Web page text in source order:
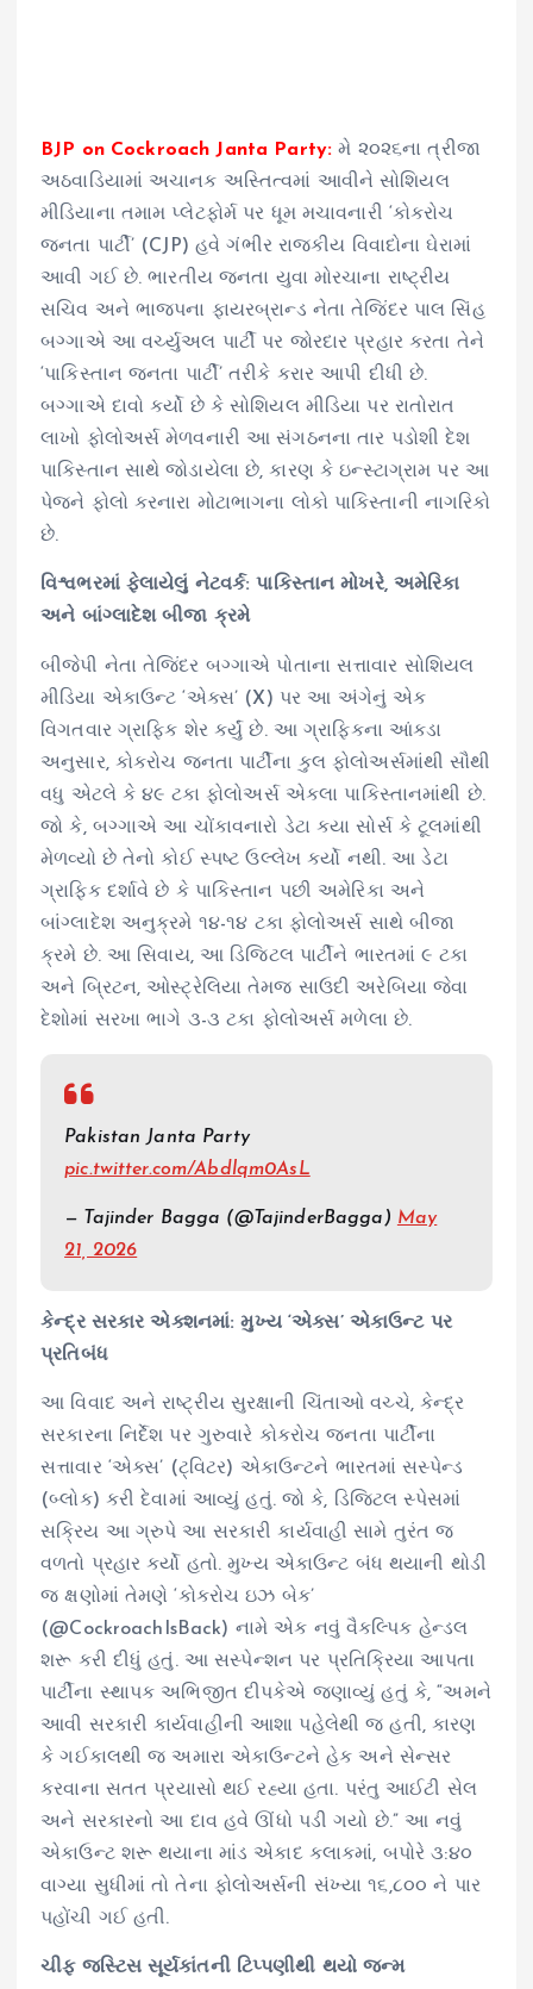
BJP on Cockroach Janta Party: મે ૨૦૨૬ના ત્રીજા
અઠવાડિયામાં અચાનક અસ્તિત્વમાં આવીને સોશિયલ
મીડિયાના તમામ પ્લેટફોર્મ પર ધૂમ મચાવનારી ‘કોકરોચ
જનતા પાર્ટી’ (CJP) હવે ગંભીર રાજકીય વિવાદોના ઘેરામાં
આવી ગઈ છે. ભારતીય જનતા યુવા મોરચાના રાષ્ટ્રીય
સચિવ અને ભાજપના ફાયરબ્રાન્ડ નેતા તેજિંદર પાલ સિંહ
બગ્ગાએ આ વર્ચ્યુઅલ પાર્ટી પર જોરદાર પ્રહાર કરતા તેને
‘પાકિસ્તાન જનતા પાર્ટી’ તરીકે કરાર આપી દીધી છે.
બગ્ગાએ દાવો કર્યો છે કે સોશિયલ મીડિયા પર રાતોરાત
લાખો ફોલોઅર્સ મેળવનારી આ સંગઠનના તાર પડોશી દેશ
પાકિસ્તાન સાથે જોડાયેલા છે, કારણ કે ઇન્સ્ટાગ્રામ પર આ
પેજને ફોલો કરનારા મોટાભાગના લોકો પાકિસ્તાની નાગરિકો
છે.
વિશ્વભરમાં ફેલાયેલું નેટવર્ક: પાકિસ્તાન મોખરે, અમેરિકા
અને બાંગ્લાદેશ બીજા ક્રમે
બીજેપી નેતા તેજિંદર બગ્ગાએ પોતાના સત્તાવાર સોશિયલ
મીડિયા એકાઉન્ટ ‘એક્સ’ (X) પર આ અંગેનું એક
વિગતવાર ગ્રાફિક શેર કર્યું છે. આ ગ્રાફિકના આંકડા
અનુસાર, કોકરોચ જનતા પાર્ટીના કુલ ફોલોઅર્સમાંથી સૌથી
વધુ એટલે કે ૪૯ ટકા ફોલોઅર્સ એકલા પાકિસ્તાનમાંથી છે.
જો કે, બગ્ગાએ આ ચોંકાવનારો ડેટા કયા સોર્સ કે ટૂલમાંથી
મેળવ્યો છે તેનો કોઈ સ્પષ્ટ ઉલ્લેખ કર્યો નથી. આ ડેટા
ગ્રાફિક દર્શાવે છે કે પાકિસ્તાન પછી અમેરિકા અને
બાંગ્લાદેશ અનુક્રમે ૧૪-૧૪ ટકા ફોલોઅર્સ સાથે બીજા
ક્રમે છે. આ સિવાય, આ ડિજિટલ પાર્ટીને ભારતમાં ૯ ટકા
અને બ્રિટન, ઓસ્ટ્રેલિયા તેમજ સાઉદી અરેબિયા જેવા
દેશોમાં સરખા ભાગે ૩-૩ ટકા ફોલોઅર્સ મળેલા છે.
Pakistan Janta Party
pic.twitter.com/Abdlqm0AsL
— Tajinder Bagga (@TajinderBagga) May
21, 2026
કેન્દ્ર સરકાર એક્શનમાં: મુખ્ય ‘એક્સ’ એકાઉન્ટ પર
પ્રતિબંધ
આ વિવાદ અને રાષ્ટ્રીય સુરક્ષાની ચિંતાઓ વચ્ચે, કેન્દ્ર
સરકારના નિર્દેશ પર ગુરુવારે કોકરોચ જનતા પાર્ટીના
સત્તાવાર ‘એક્સ’ (ટ્વિટર) એકાઉન્ટને ભારતમાં સસ્પેન્ડ
(બ્લોક) કરી દેવામાં આવ્યું હતું. જો કે, ડિજિટલ સ્પેસમાં
સક્રિય આ ગ્રુપે આ સરકારી કાર્યવાહી સામે તુરંત જ
વળતો પ્રહાર કર્યો હતો. મુખ્ય એકાઉન્ટ બંધ થયાની થોડી
જ ક્ષણોમાં તેમણે ‘કોકરોચ ઇઝ બેક’
(@CockroachIsBack) નામે એક નવું વૈકલ્પિક હેન્ડલ
શરૂ કરી દીધું હતું. આ સસ્પેન્શન પર પ્રતિક્રિયા આપતા
પાર્ટીના સ્થાપક અભિજીત દીપકેએ જણાવ્યું હતું કે, “અમને
આવી સરકારી કાર્યવાહીની આશા પહેલેથી જ હતી, કારણ
કે ગઈકાલથી જ અમારા એકાઉન્ટને હેક અને સેન્સર
કરવાના સતત પ્રયાસો થઈ રહ્યા હતા. પરંતુ આઈટી સેલ
અને સરકારનો આ દાવ હવે ઊંધો પડી ગયો છે.” આ નવું
એકાઉન્ટ શરૂ થયાના માંડ એકાદ કલાકમાં, બપોરે ૩:૪૦
વાગ્યા સુધીમાં તો તેના ફોલોઅર્સની સંખ્યા ૧૬,૮૦૦ ને પાર
પહોંચી ગઈ હતી.
ચીફ જસ્ટિસ સૂર્યકાંતની ટિપ્પણીથી થયો જન્મ